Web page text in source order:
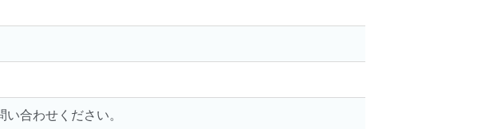
合わせください。